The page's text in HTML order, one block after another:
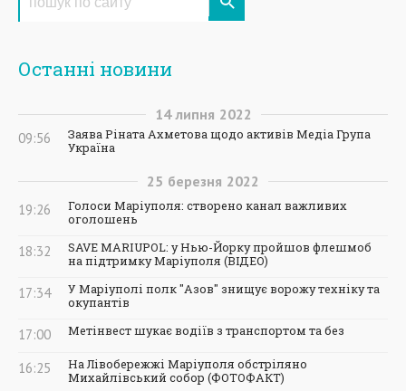
Останні новини
14 липня 2022
09:56
Заява Ріната Ахметова щодо активів Медіа Група
Україна
25 березня 2022
19:26
Голоси Маріуполя: створено канал важливих
оголошень
18:32
SAVE MARIUPOL: у Нью-Йорку пройшов флешмоб
на підтримку Маріуполя (ВІДЕО)
17:34
У Маріуполі полк "Азов" знищує ворожу техніку та
окупантів
17:00 Метінвест шукає водіїв з транспортом та без
16:25
На Лівобережжі Маріуполя обстріляно
Михайлівський собор (ФОТОФАКТ)